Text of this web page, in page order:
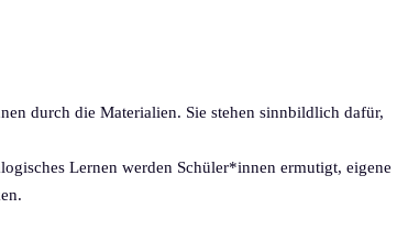
durch die Materialien. Sie stehen sinnbildlich dafür,
Lernen werden Schüler*innen ermutigt, eigene